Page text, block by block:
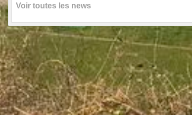
Voir toutes les news